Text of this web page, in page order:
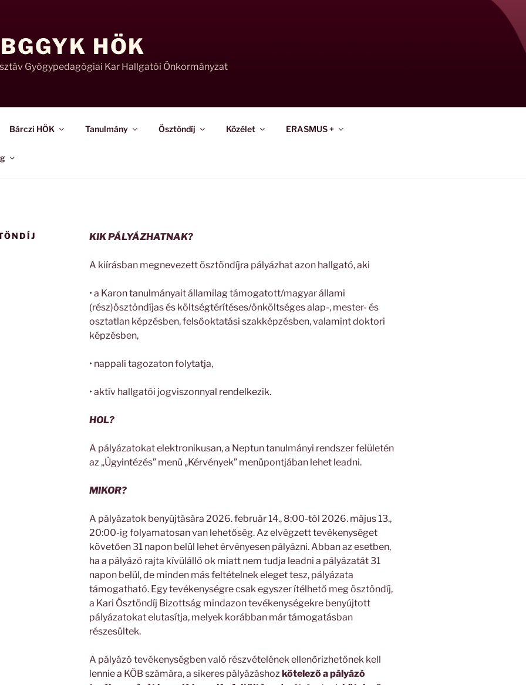
HÖK
Gyógypedagógiai Kar Hallgatói Önkormányzat
Bárczi HÖK Tanulmány Ösztöndíj Közélet ERASMUS +
KIK PÁLYÁZHATNAK?
A kiírásban megnevezett ösztöndíjra pályázhat azon hallgató, aki
• a Karon tanulmányait államilag támogatott/magyar állami
(rész)ösztöndíjas és költségtérítéses/önköltséges alap-, mester- és
osztatlan képzésben, felsőoktatási szakképzésben, valamint doktori
képzésben,
• nappali tagozaton folytatja,
• aktív hallgatói jogviszonnyal rendelkezik.
HOL?
A pályázatokat elektronikusan, a Neptun tanulmányi rendszer felületén
az „Ügyintézés” menü „Kérvények” menüpontjában lehet leadni.
MIKOR?
A pályázatok benyújtására 2026. február 14., 8:00-tól 2026. május 13.,
20:00-ig folyamatosan van lehetőség. Az elvégzett tevékenységet
követően 31 napon belül lehet érvényesen pályázni. Abban az esetben,
ha a pályázó rajta kívülálló ok miatt nem tudja leadni a pályázatát 31
napon belül, de minden más feltételnek eleget tesz, pályázata
támogatható. Egy tevékenységre csak egyszer ítélhető meg ösztöndíj,
a Kari Ösztöndíj Bizottság mindazon tevékenységekre benyújtott
pályázatokat elutasítja, melyek korábban már támogatásban
részesültek.
A pályázó tevékenységben való részvételének ellenőrizhetőnek kell
lennie a KÖB számára, a sikeres pályázáshozkötelező a pályázó